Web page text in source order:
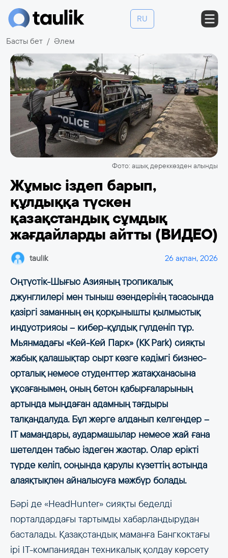
RU
Басты бет Әлем
Фото: ашық дереккөзден алынды
Жұмыс іздеп барып,
құлдыққа түскен
қазақстандық сұмдық
жағдайларды айтты (ВИДЕО)
taulik 26 ақпан, 2026
Оңтүстік-Шығыс Азияның тропикалық
джунглилері мен тыныш өзендерінің тасасында
қазіргі заманның ең қорқынышты қылмыстық
индустриясы – кибер-құлдық гүлденіп тұр.
Мьянмадағы «Кей-Кей Парк» (KK Park) сияқты
жабық қалашықтар сырт көзге кәдімгі бизнес-
орталық немесе студенттер жатақханасына
ұқсағанымен, оның бетон қабырғаларының
артында мыңдаған адамның тағдыры
талқандалуда. Бұл жерге алданып келгендер –
IT мамандары, аудармашылар немесе жай ғана
шетелден табыс іздеген жастар. Олар ерікті
түрде келіп, соңында қарулы күзеттің астында
алаяқтықпен айналысуға мәжбүр болады.
Бәрі де «HeadHunter» сияқты беделді
порталдардағы тартымды хабарландырудан
басталады. Қазақстандық маманға Бангкоктағы
ірі IT-компаниядан техникалық қолдау көрсету